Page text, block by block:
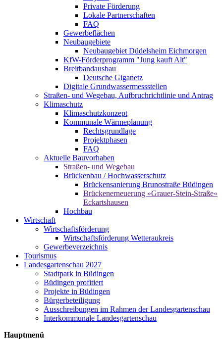
Private Förderung
Lokale Partnerschaften
FAQ
Gewerbeflächen
Neubaugebiete
Neubaugebiet Düdelsheim Eichmorgen
KfW-Förderprogramm "Jung kauft Alt"
Breitbandausbau
Deutsche Giganetz
Digitale Grundwassermessstellen
Straßen- und Wegebau, Aufbruchrichtlinie und Antrag
Klimaschutz
Klimaschutzkonzept
Kommunale Wärmeplanung
Rechtsgrundlage
Projektphasen
FAQ
Aktuelle Bauvorhaben
Straßen- und Wegebau
Brückenbau / Hochwasserschutz
Brückensanierung Brunostraße Büdingen
Brückenerneuerung »Grauer-Stein-Straße«
Eckartshausen
Hochbau
Wirtschaft
Wirtschaftsförderung
Wirtschaftsförderung Wetteraukreis
Gewerbeverzeichnis
Tourismus
Landesgartenschau 2027
Stadtpark in Büdingen
Büdingen profitiert
Projekte in Büdingen
Bürgerbeteiligung
Ausschreibungen im Rahmen der Landesgartenschau
Interkommunale Landesgartenschau
Hauptmenü